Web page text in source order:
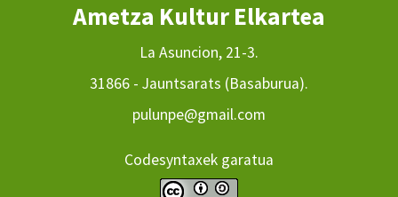
Ametza Kultur Elkartea
La Asuncion, 21-3.
31866 - Jauntsarats (Basaburua).
pulunpe@gmail.com
Codesyntaxek garatua